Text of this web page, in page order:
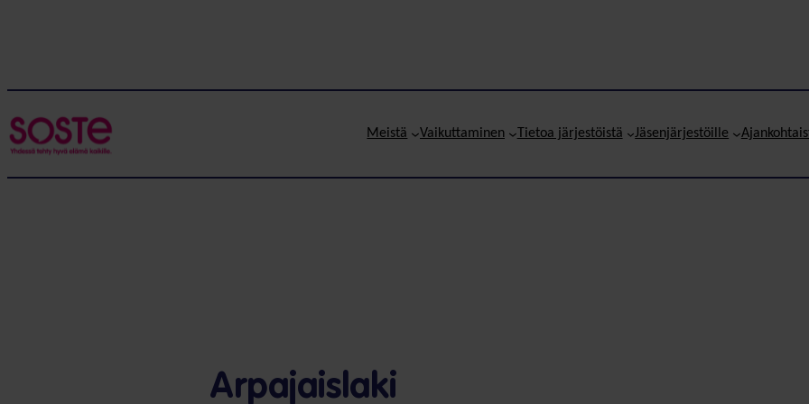
Meistä Vaikuttaminen Tietoa järjestöistä Jäsenjärjestöille
Arpajaislaki